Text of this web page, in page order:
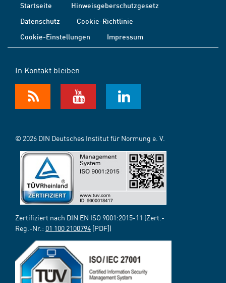
Startseite
Hinweisgeberschutzgesetz
Datenschutz
Cookie-Richtlinie
Cookie-Einstellungen
Impressum
In Kontakt bleiben
© 2026 DIN Deutsches Institut für Normung e. V.
Zertifiziert nach DIN EN ISO 9001:2015-11 (Zert.-
Reg.-Nr.: 01 100 2100794 [PDF])